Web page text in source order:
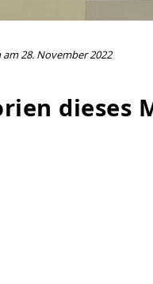
28. November 2022
dieses